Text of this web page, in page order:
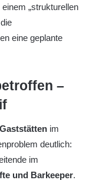
„strukturellen
eine geplante
–
im
deutlich:
im
und Barkeeper.